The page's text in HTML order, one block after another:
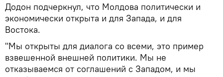
Додон подчеркнул, что Молдова политически и
экономически открыта и для Запада, и для
Востока.
"Мы открыты для диалога со всеми, это пример
взвешенной внешней политики. Мы не
отказываемся от соглашений с Западом, и мы